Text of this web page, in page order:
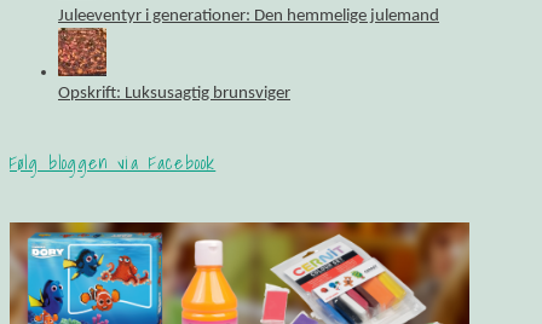
Juleeventyr i generationer: Den hemmelige julemand
Opskrift: Luksusagtig brunsviger
Følg bloggen via Facebook